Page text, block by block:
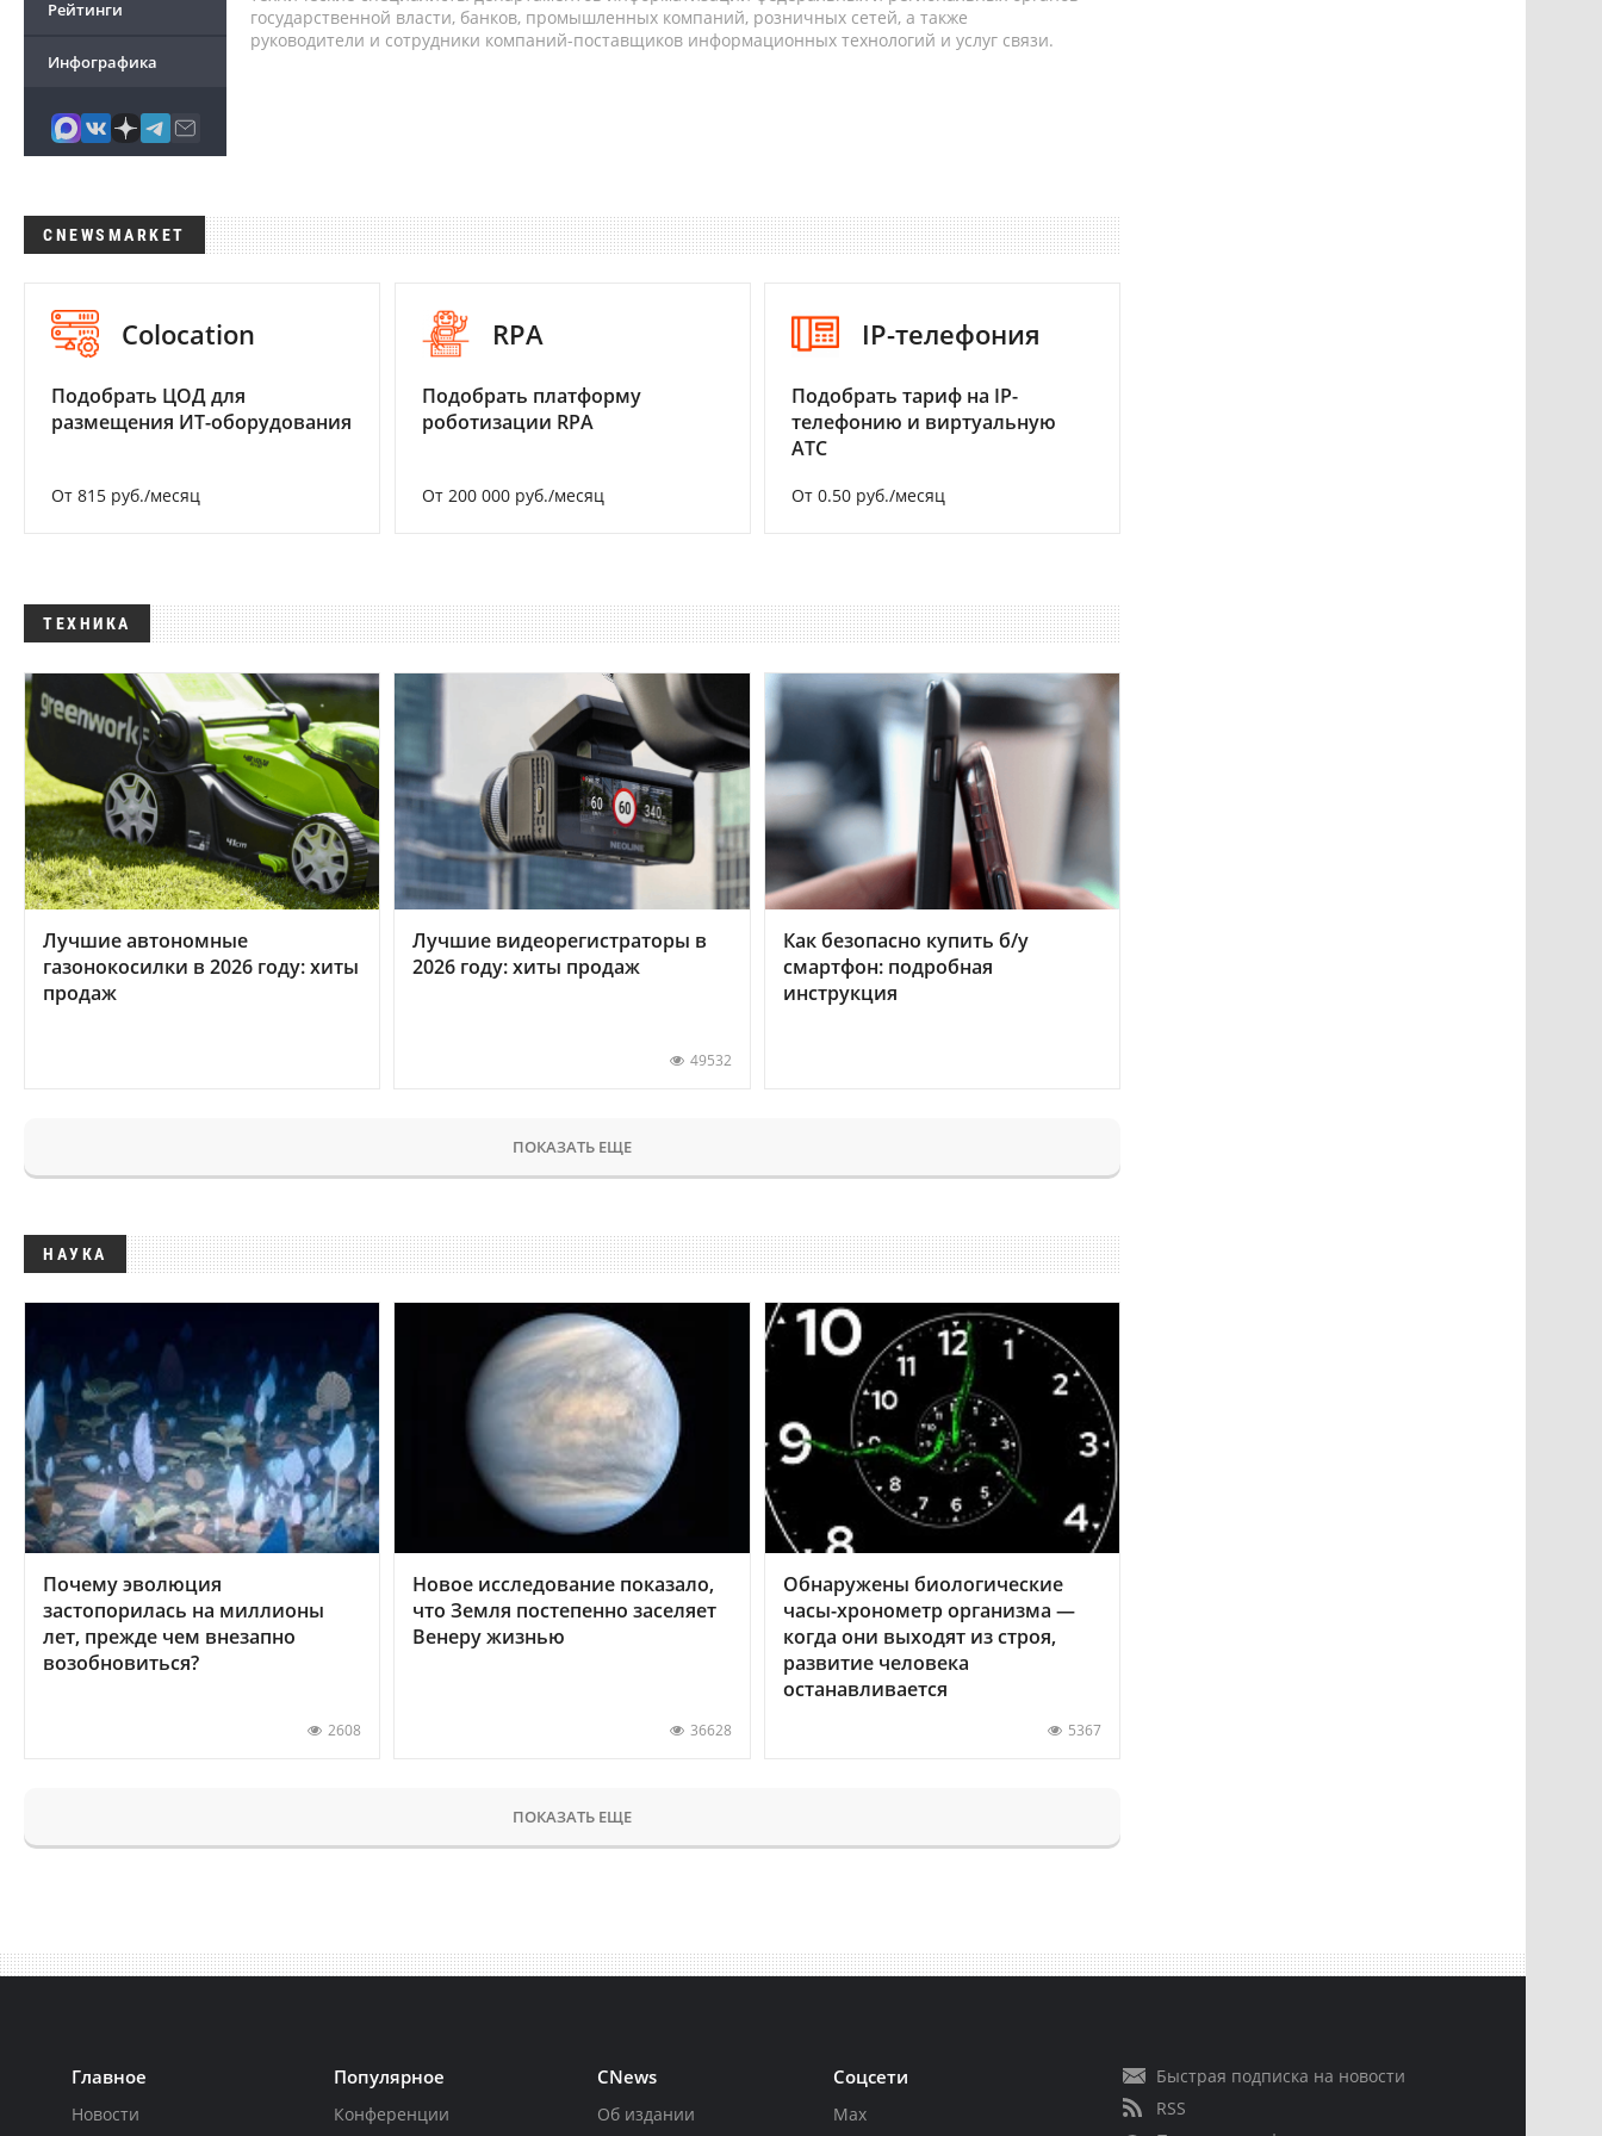
Рейтинги
Инфографика
государственной власти, банков, промышленных компаний, розничных сетей, а также
руководители и сотрудники компаний-поставщиков информационных технологий и услуг связи.
CNEWSMARKET
Colocation
Подобрать ЦОД для
размещения ИТ-оборудования
От 815 руб./месяц
RPA
Подобрать платформу
роботизации RPA
От 200 000 руб./месяц
IP-телефония
Подобрать тариф на IP-
телефонию и виртуальную
АТС
От 0.50 руб./месяц
ТЕХНИКА
Лучшие автономные
газонокосилки в 2026 году: хиты
продаж
Лучшие видеорегистраторы в
2026 году: хиты продаж
49532
Как безопасно купить б/у
смартфон: подробная
инструкция
ПОКАЗАТЬ ЕЩЕ
НАУКА
Почему эволюция
застопорилась на миллионы
лет, прежде чем внезапно
возобновиться?
2608
Новое исследование показало,
что Земля постепенно заселяет
Венеру жизнью
36628
Обнаружены биологические
часы-хронометр организма —
когда они выходят из строя,
развитие человека
останавливается
5367
ПОКАЗАТЬ ЕЩЕ
Главное
Новости
Популярное
Конференции
CNews
Об издании
Соцсети
Max
Быстрая подписка на новости
RSS